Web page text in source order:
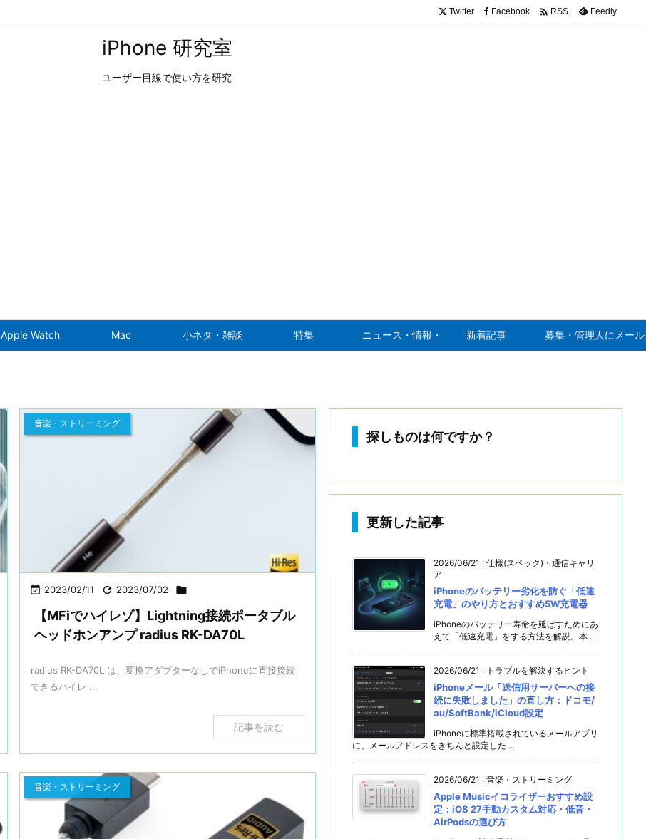
iPhone 研究室
ユーザー目線で使い方を研究
Apple Watch Mac 小ネタ・雑談 特集 ニュース・情報・噂 新着記事 募集・管理人にメール
Twitter Facebook  RSS Feedly
 2023/02/11  2023/07/02 
音楽・ストリーミング
【MFiでハイレゾ】Lightning接続ポータブル
ヘッドホンアンプ radius RK-DA70L
radius RK-DA70L は、変換アダプターなしでiPhoneに直接接続
できるハイレ ...
記事を読む
音楽・ストリーミング
探しものは何ですか？
更新した記事
2026/06/21 : 仕様(スペック)・通信キャリ
ア
iPhoneのバッテリー劣化を防ぐ「低速
充電」のやり方とおすすめ5W充電器
iPhoneのバッテリー寿命を延ばすためにあ
えて「低速充電」をする方法を解説。本 ...
2026/06/21 : トラブルを解決するヒント
iPhoneメール「送信用サーバーへの接
続に失敗しました」の直し方：ドコモ/
au/SoftBank/iCloud設定
iPhoneに標準搭載されているメールアプリ
に、メールアドレスをきちんと設定した ...
2026/06/21 : 音楽・ストリーミング
Apple Musicイコライザーおすすめ設
定：iOS 27手動カスタム対応・低音・
AirPodsの選び方